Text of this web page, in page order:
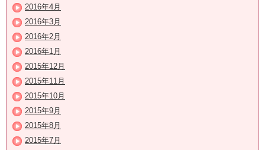
2016年4月
2016年3月
2016年2月
2016年1月
2015年12月
2015年11月
2015年10月
2015年9月
2015年8月
2015年7月